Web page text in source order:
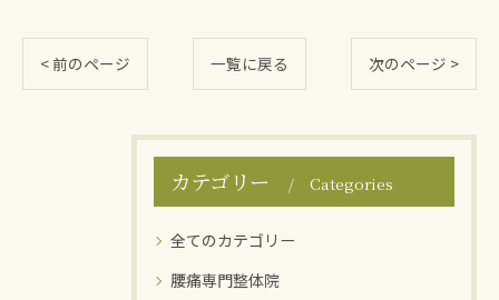
< 前のページ 一覧に戻る 次のページ >
カテゴリー Categories
全てのカテゴリー
腰痛専門整体院